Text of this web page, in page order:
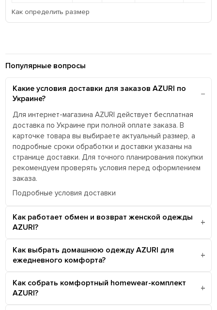
Как определить размер
Популярные вопросы
Какие условия доставки для заказов AZURI по
Украине?
Для интернет-магазина AZURI действует бесплатная
доставка по Украине при полной оплате заказа. В
карточке товара вы выбираете актуальный размер, а
подробные сроки обработки и доставки указаны на
странице доставки. Для точного планирования покупки
рекомендуем проверять условия перед оформлением
заказа.
Подробные условия доставки
Как работает обмен и возврат женской одежды
AZURI?
Как выбрать домашнюю одежду AZURI для
ежедневного комфорта?
Как собрать комфортный homewear-комплект
AZURI?